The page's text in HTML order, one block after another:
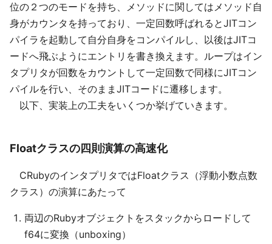
位の２つのモードを持ち、メソッドに関してはメソッド自
身がカウンタを持っており、一定回数呼ばれるとJITコン
パイラを起動して自分自身をコンパイルし、以後はJITコ
ードへ飛ぶようにエントリを書き換えます。ループはイン
タプリタが回数をカウントして一定回数で同様にJITコン
パイルを行い、そのままJITコードに遷移します。
以下、実装上の工夫をいくつか挙げていきます。
Floatクラスの四則演算の高速化
CRubyのインタプリタではFloatクラス（浮動小数点数
クラス）の演算にあたって
両辺のRubyオブジェクトをスタックからロードして
f64に変換（unboxing）